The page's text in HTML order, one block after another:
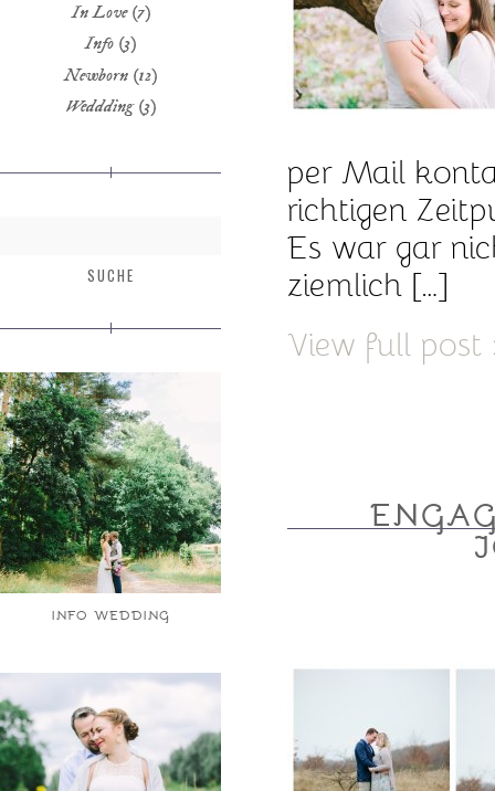
In Love(7)
Info (3)
Newborn (12)
Weddding(3)
INFO WEDDING
per Mail
richtigen
Es war gar
ziemlich […]
View full post